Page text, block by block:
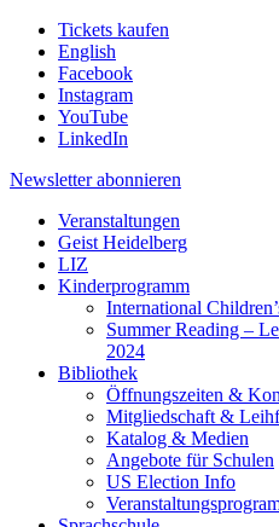
Tickets kaufen
English
Facebook
Instagram
YouTube
LinkedIn
Newsletter abonnieren
Veranstaltungen
Geist Heidelberg
LIZ
Kinderprogramm
International
Summer Reading –
2024
Bibliothek
Öffnungszeiten &
Mitgliedschaft &
Katalog & Medien
Angebote für Schulen
US Election Info